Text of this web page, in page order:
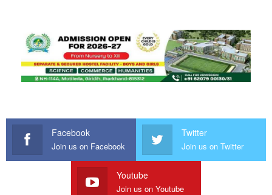
Facebook
Join us on Facebook
Twitter
Join us on Twitter
Youtube
Join us on Youtube